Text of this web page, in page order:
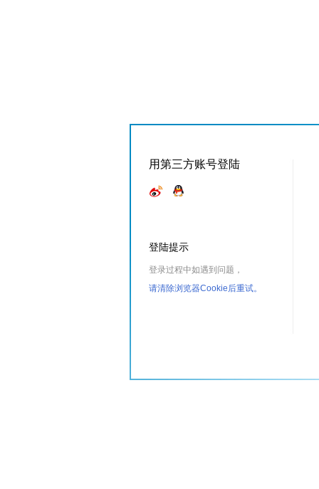
用第三方账号登陆
登陆提示
登录过程中如遇到问题，
请清除浏览器Cookie后重试。